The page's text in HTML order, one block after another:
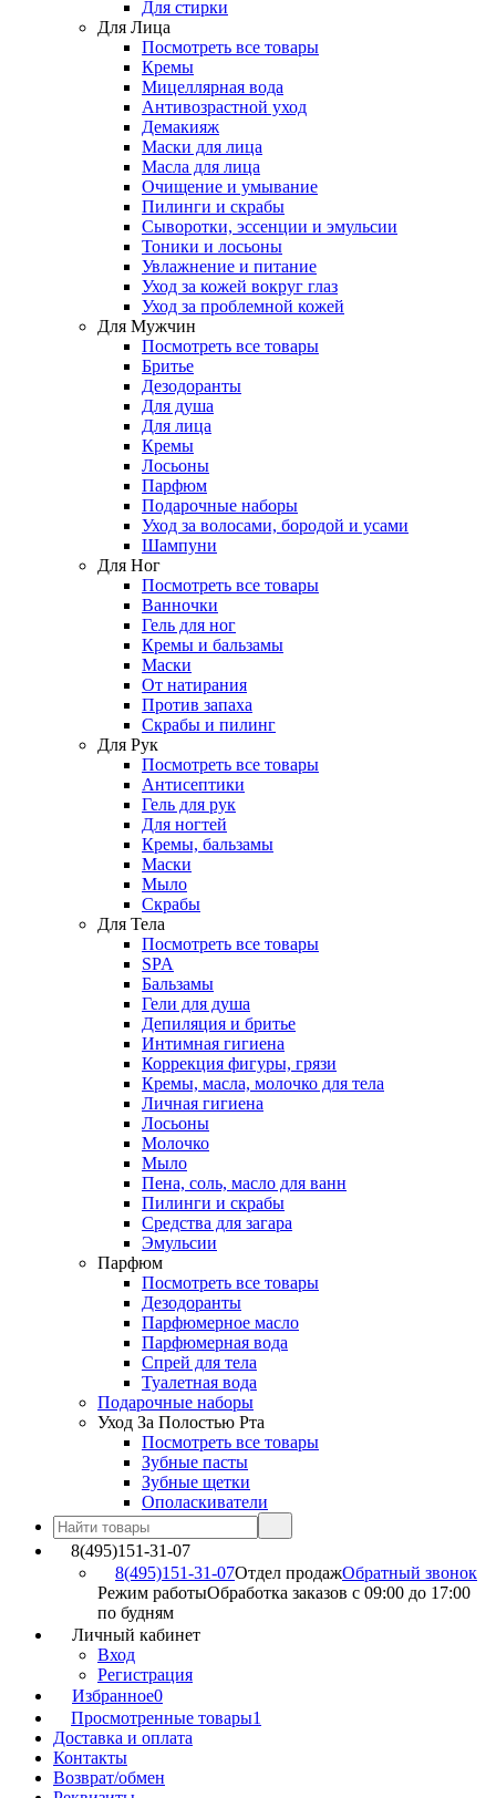
Для стирки
Для Лица
Посмотреть все товары
Кремы
Мицеллярная вода
Антивозрастной уход
Демакияж
Маски для лица
Масла для лица
Очищение и умывание
Пилинги и скрабы
Сыворотки, эссенции и эмульсии
Тоники и лосьоны
Увлажнение и питание
Уход за кожей вокруг глаз
Уход за проблемной кожей
Для Мужчин
Посмотреть все товары
Бритье
Дезодоранты
Для душа
Для лица
Кремы
Лосьоны
Парфюм
Подарочные наборы
Уход за волосами, бородой и усами
Шампуни
Для Ног
Посмотреть все товары
Ванночки
Гель для ног
Кремы и бальзамы
Маски
От натирания
Против запаха
Скрабы и пилинг
Для Рук
Посмотреть все товары
Антисептики
Гель для рук
Для ногтей
Кремы, бальзамы
Маски
Мыло
Скрабы
Для Тела
Посмотреть все товары
SPA
Бальзамы
Гели для душа
Депиляция и бритье
Интимная гигиена
Коррекция фигуры, грязи
Кремы, масла, молочко для тела
Личная гигиена
Лосьоны
Молочко
Мыло
Пена, соль, масло для ванн
Пилинги и скрабы
Средства для загара
Эмульсии
Парфюм
Посмотреть все товары
Дезодоранты
Парфюмерное масло
Парфюмерная вода
Спрей для тела
Туалетная вода
Подарочные наборы
Уход За Полостью Рта
Посмотреть все товары
Зубные пасты
Зубные щетки
Ополаскиватели
8(495)151-31-07
8(495)151-31-07Отдел продажОбратный звонок
Режим работыОбработка заказов с 09:00 до 17:00
по будням
Личный кабинет
Вход
Регистрация
Избранное0
Просмотренные товары1
Доставка и оплата
Контакты
Возврат/обмен